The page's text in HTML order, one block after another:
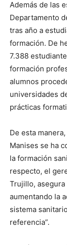
Además de las
Departamento
tras año a
formación. De
7.388
formación
alumnos
universidades
prácticas
De esta
Manises se ha
la formación
respecto, el
Trujillo,
aumentando la
sistema
referencia”.